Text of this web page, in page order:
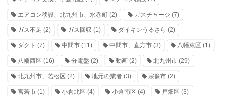
エアコン移設、北九州市、水巻町 (2) ガスチャージ (7)
ガス不足 (2) ガス回収 (1) ダイキンうるさら (2)
ダクト (7) 中間市(11) 中間市、直方市(3) 八幡東区 (1)
八幡西区 (16) 分電盤 (2) 動画(2) 北九州市 (29)
北九州市、若松区 (2) 地元の業者(3) 宗像市(2)
宮若市 (1) 小倉北区 (4) 小倉南区 (4) 戸畑区 (3)